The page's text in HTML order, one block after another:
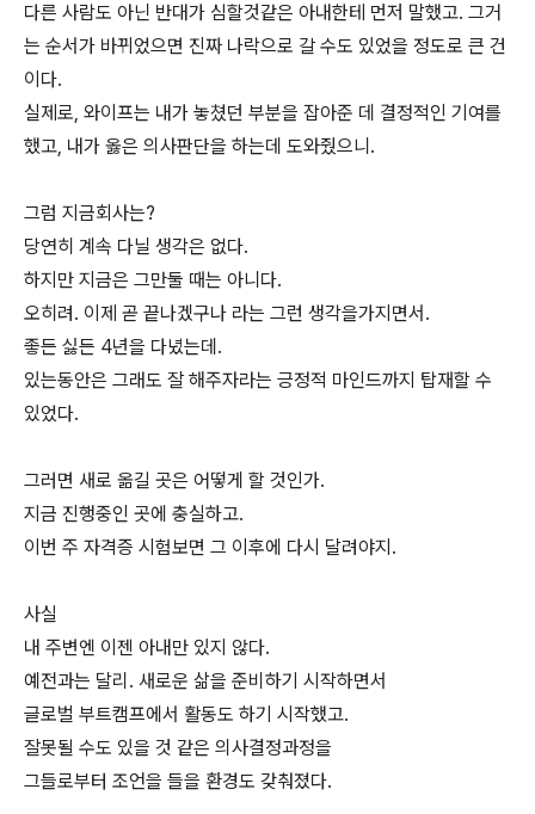
다른 사람도 아닌 반대가 심할것같은 아내한테 먼저 말했고. 그거
는 순서가 바뀌었으면 진짜 나락으로 갈 수도 있었을 정도로 큰 건
이다.
실제로, 와이프는 내가 놓쳤던 부분을 잡아준 데 결정적인 기여를
했고, 내가 옳은 의사판단을 하는데 도와줬으니.
그럼 지금회사는?
당연히 계속 다닐 생각은 없다.
하지만 지금은 그만둘 때는 아니다.
오히려. 이제 곧 끝나겠구나 라는 그런 생각을가지면서.
좋든 싫든 4년을 다녔는데.
있는동안은 그래도 잘 해주자라는 긍정적 마인드까지 탑재할 수
있었다.
그러면 새로 옮길 곳은 어떻게 할 것인가.
지금 진행중인 곳에 충실하고.
이번 주 자격증 시험보면 그 이후에 다시 달려야지.
사실
내 주변엔 이젠 아내만 있지 않다.
예전과는 달리. 새로운 삶을 준비하기 시작하면서
글로벌 부트캠프에서 활동도 하기 시작했고.
잘못될 수도 있을 것 같은 의사결정과정을
그들로부터 조언을 들을 환경도 갖춰졌다.